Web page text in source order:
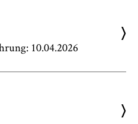
10.04.2026
>
>